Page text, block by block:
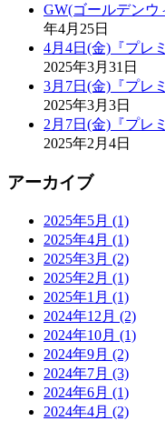
GW(ゴールデンウ
年4月25日
4月4日(金)『プレ
2025年3月31日
3月7日(金)『プレ
2025年3月3日
2月7日(金)『プレ
2025年2月4日
アーカイブ
2025年5月 (1)
2025年4月 (1)
2025年3月 (2)
2025年2月 (1)
2025年1月 (1)
2024年12月 (2)
2024年10月 (1)
2024年9月 (2)
2024年7月 (3)
2024年6月 (1)
2024年4月 (2)